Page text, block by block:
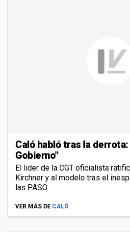
Caló habló tras la
Gobierno"
El lider de la CGT oficialista
Kirchner y al modelo tras el
las PASO.
VER MÁS DE CALÓ